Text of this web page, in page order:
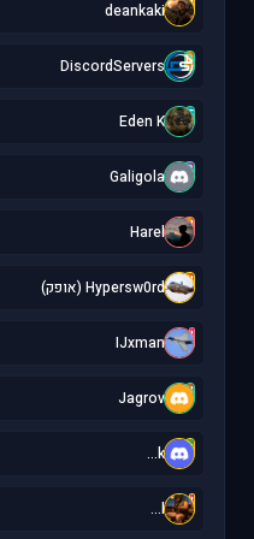
d
deankaki
D
DiscordServers
E
Eden K
G
Galigola
H
Harel
H Hypersw0rd (אופק)
I
IJxman
J
Jagrov
k
k...
l
l...